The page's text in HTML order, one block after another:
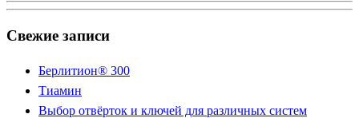
Свежие записи
Берлитион® 300
Тиамин
Выбор отвёрток и ключей для различных систем